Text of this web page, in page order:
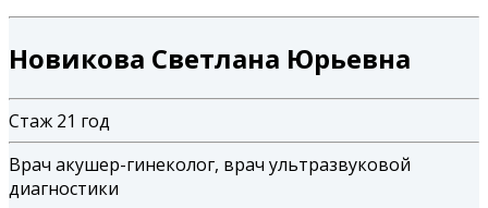
Новикова Светлана Юрьевна
Стаж 21 год
Врач акушер-гинеколог, врач ультразвуковой
диагностики